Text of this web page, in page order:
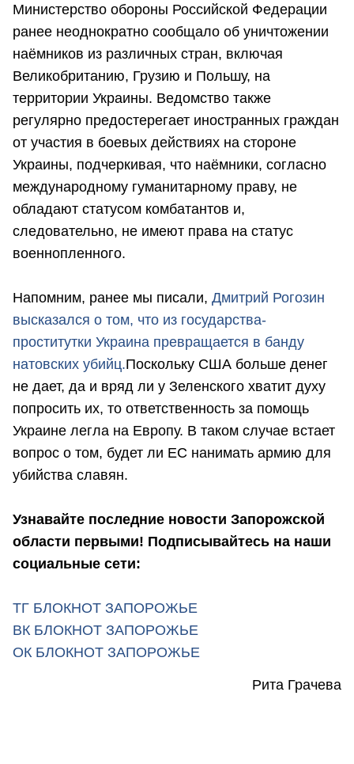
Министерство обороны Российской Федерации
ранее неоднократно сообщало об уничтожении
наёмников из различных стран, включая
Великобританию, Грузию и Польшу, на
территории Украины. Ведомство также
регулярно предостерегает иностранных граждан
от участия в боевых действиях на стороне
Украины, подчеркивая, что наёмники, согласно
международному гуманитарному праву, не
обладают статусом комбатантов и,
следовательно, не имеют права на статус
военнопленного.
Напомним, ранее мы писали, Дмитрий Рогозин
высказался о том, что из государства-
проститутки Украина превращается в банду
натовских убийц.Поскольку США больше денег
не дает, да и вряд ли у Зеленского хватит духу
попросить их, то ответственность за помощь
Украине легла на Европу. В таком случае встает
вопрос о том, будет ли ЕС нанимать армию для
убийства славян.
Узнавайте последние новости Запорожской
области первыми! Подписывайтесь на наши
социальные сети:
ТГ БЛОКНОТ ЗАПОРОЖЬЕ
ВК БЛОКНОТ ЗАПОРОЖЬЕ
ОК БЛОКНОТ ЗАПОРОЖЬЕ
Рита Грачева